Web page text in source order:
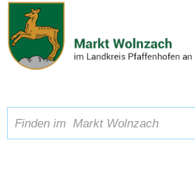
Zum Inhalt,zur Navigation
Schriftgröße A A A